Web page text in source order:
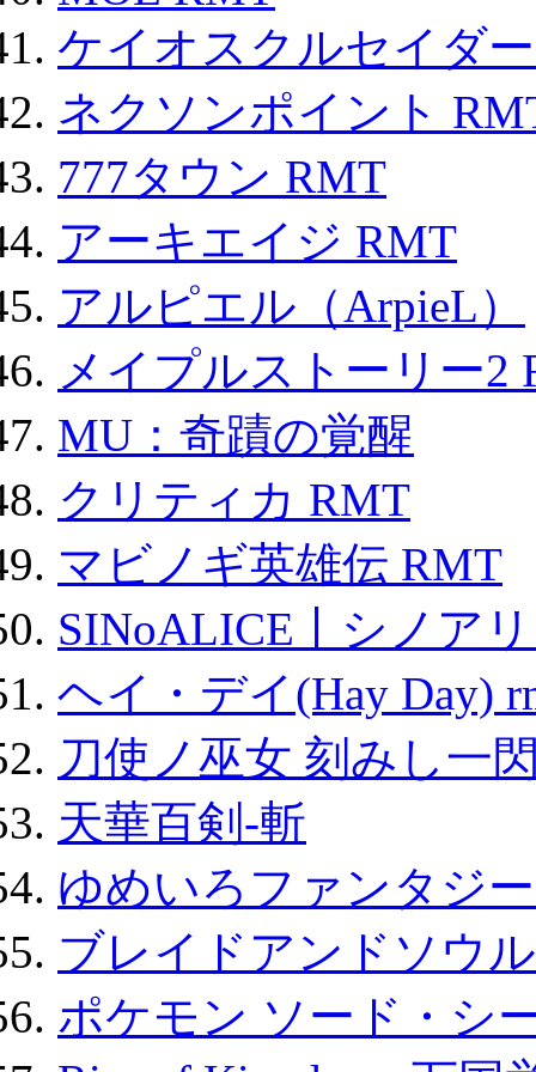
ケイオスクルセイダ
ネクソンポイント
777タウン RMT
アーキエイジ RMT
アルピエル（ArpieL）
メイプルストーリー2
MU：奇蹟の覚醒
クリティカ RMT
マビノギ英雄伝 RMT
SINoALICE丨シノア
ヘイ・デイ(Hay Day)
刀使ノ巫女 刻みし一
天華百剣-斬
ゆめいろファンタジ
ブレイドアンドソウ
ポケモン ソード・シ